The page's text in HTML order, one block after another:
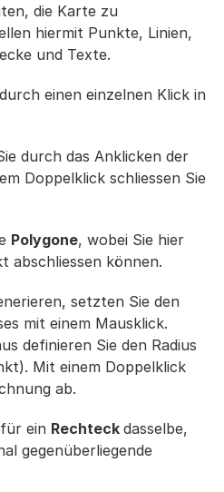
die Karte zu
hiermit Punkte, Linien,
und Texte.
einen einzelnen Klick in
durch das Anklicken der
Doppelklick schliessen Sie
Polygone, wobei Sie hier
abschliessen können.
setzten Sie den
mit einem Mausklick.
definieren Sie den Radius
Mit einem Doppelklick
ab.
ein Rechteck dasselbe,
gegenüberliegende